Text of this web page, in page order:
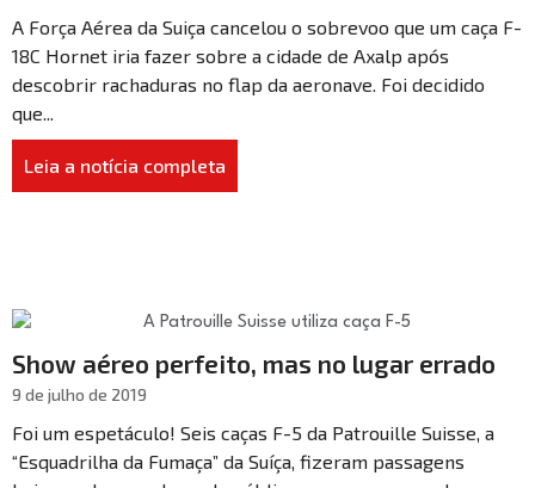
A Força Aérea da Suiça cancelou o sobrevoo que um caça F-
18C Hornet iria fazer sobre a cidade de Axalp após
descobrir rachaduras no flap da aeronave. Foi decidido
que...
Leia a notícia completa
Show aéreo perfeito, mas no lugar errado
9 de julho de 2019
Foi um espetáculo! Seis caças F-5 da Patrouille Suisse, a
“Esquadrilha da Fumaça” da Suíça, fizeram passagens